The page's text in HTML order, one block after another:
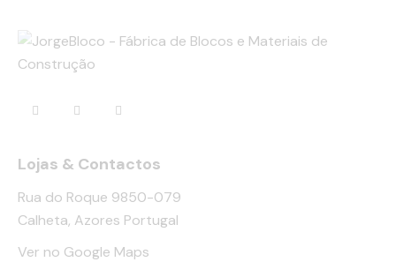
Lojas & Contactos
Rua do Roque 9850-079
Calheta, Azores Portugal
Ver no Google Maps